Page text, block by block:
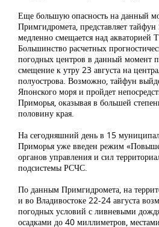
Еще большую опасность на данный
Примгидромета, представляет
медленно смещается над акваторией
Большинство расчетных
погодных центров в данный момент
смещение к утру 23 августа на
полуострова. Возможно, тайфун
Японского моря и пройдет
Приморья, оказывая в большей
половину края.
На сегодняшний день в 15
Приморья уже введен режим
органов управления и сил
подсистемы РСЧС.
По данным Примгидромета, на
и во Владивостоке 22-24 августа
погодных условий с ливневыми
осадками до 40 миллиметров,